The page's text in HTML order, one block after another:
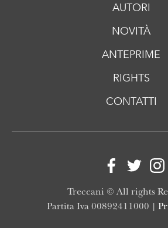
AUTORI
NOVITÀ
ANTEPRIME
RIGHTS
CONTATTI
Treccani © All rights
Partita Iva 00892411000 |